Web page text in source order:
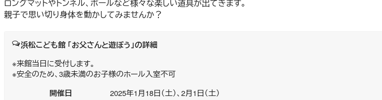
ロングマットやトンネル、ボールなど様々な楽しい道具が出てきます。
親子で思い切り身体を動かしてみませんか？
浜松こども館 「お父さんと遊ぼう」の詳細
※来館当日に受付します。
※安全のため、3歳未満のお子様のホール入室不可
開催日 2025年1月18日（土）、2月1日（土）